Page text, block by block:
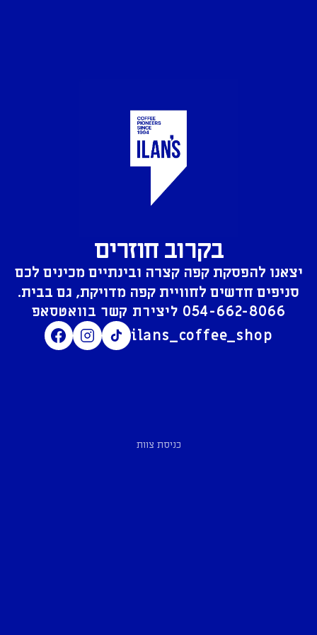
בקרוב חוזרים
יצאנו להפסקת קפה קצרה ובינתיים מכינים לכם
סניפים חדשים לחוויית קפה מדויקת, גם בבית.
054-662-8066
ilans_coffee_shop
כניסת צוות